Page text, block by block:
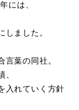
には、
しました。
言葉の同社。
、
入れていく方針